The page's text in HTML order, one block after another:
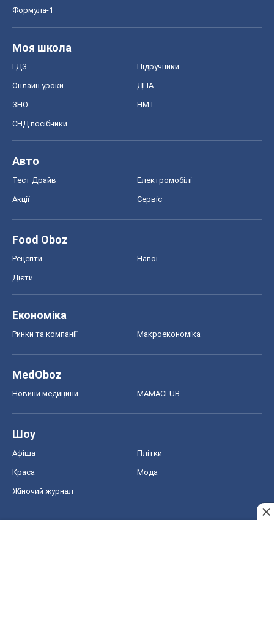
Формула-1
Моя школа
ГДЗ Підручники
Онлайн уроки ДПА
ЗНО НМТ
СНД посібники
Авто
Тест Драйв Електромобілі
Акції Сервіс
Food Oboz
Рецепти Напої
Дієти
Економіка
Ринки та компанії Макроекономіка
MedOboz
Новини медицини MAMACLUB
Шоу
Афіша Плітки
Краса Мода
Жіночий журнал